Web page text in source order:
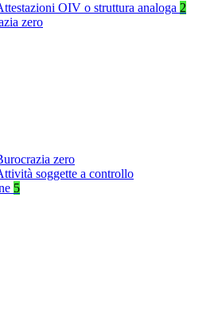
OIV o struttura analoga 2
zero
zero
soggette a controllo
5